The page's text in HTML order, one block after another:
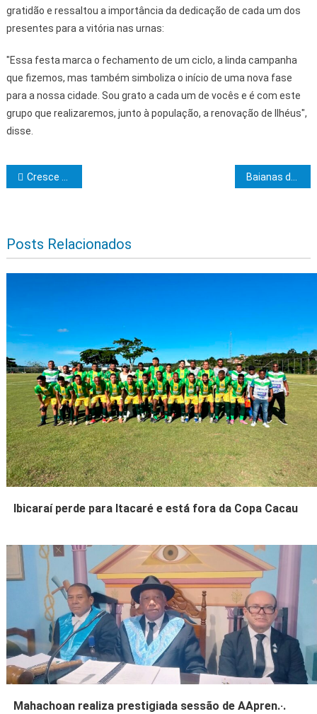
gratidão e ressaltou a importância da dedicação de cada um dos
presentes para a vitória nas urnas:
"Essa festa marca o fechamento de um ciclo, a linda campanha
que fizemos, mas também simboliza o início de uma nova fase
para a nossa cidade. Sou grato a cada um de vocês e é com este
grupo que realizaremos, junto à população, a renovação de Ilhéus",
disse.
Navegação de Post
Cresce a demanda de estudantes estrangeiros para a Uesc
Posts Relacionados
Ibicaraí perde para Itacaré e está fora da Copa Cacau
Mahachoan realiza prestigiada sessão de AApren.·.